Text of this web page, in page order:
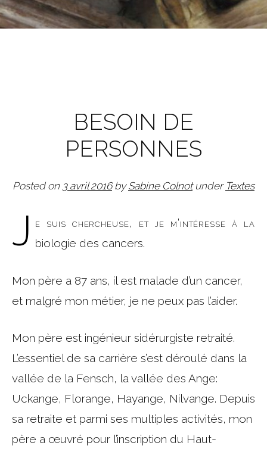
BESOIN DE
PERSONNES
Posted on 3 avril 2016bySabine Colnotunder Textes
J e suis chercheuse, et je m’intéresse à la
biologie des cancers.
Mon père a 87 ans, il est malade d’un cancer,
et malgré mon métier, je ne peux pas l’aider.
Mon père est ingénieur sidérurgiste retraité.
L’essentiel de sa carrière s’est déroulé dans la
vallée de la Fensch, la vallée des Ange:
Uckange, Florange, Hayange, Nilvange. Depuis
sa retraite et parmi ses multiples activités, mon
père a œuvré pour l’inscription du Haut-